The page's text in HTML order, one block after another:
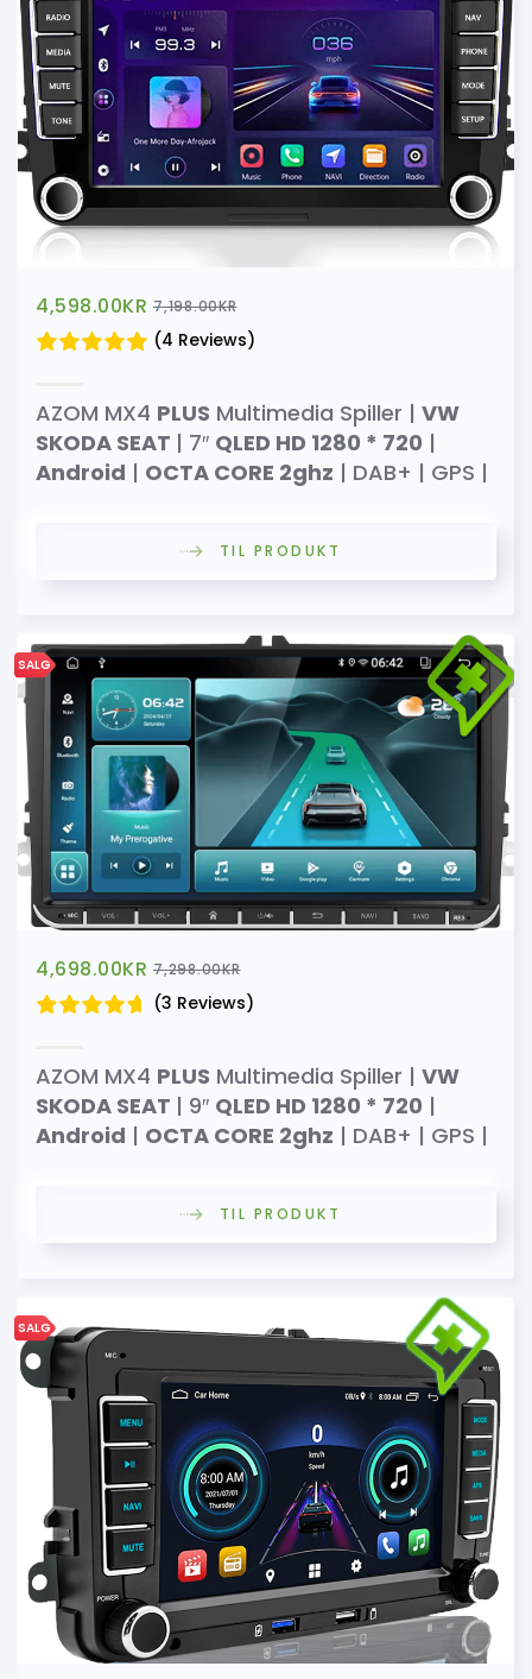
4,598.00KR 7,198.00KR
(4 Reviews)
AZOM MX4 PLUS Multimedia Spiller | VW
SKODA SEAT | 7″ QLED HD 1280 * 720 |
Android | OCTA CORE 2ghz | DAB+ | GPS |
TIL PRODUKT
SALG
4,698.00KR 7,298.00KR
(3 Reviews)
AZOM MX4 PLUS Multimedia Spiller | VW
SKODA SEAT | 9″ QLED HD 1280 * 720 |
Android | OCTA CORE 2ghz | DAB+ | GPS |
TIL PRODUKT
SALG